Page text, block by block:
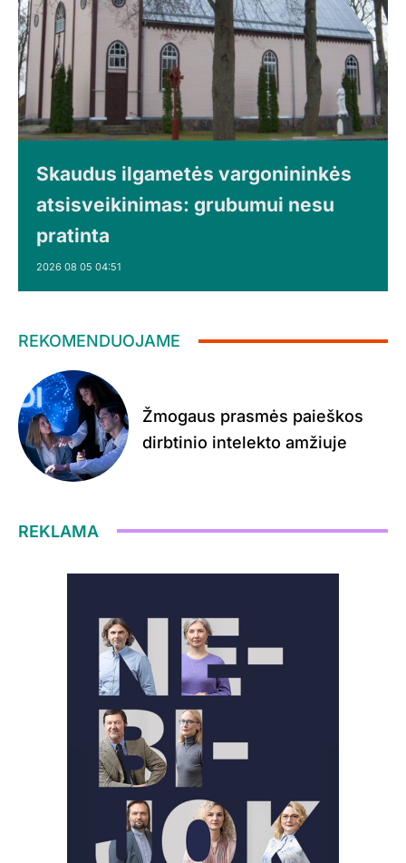
Skaudus ilgametės vargonininkės
atsisveikinimas: grubumui nesu
pratinta
2026 08 05 04:51
REKOMENDUOJAME
Žmogaus prasmės paieškos
dirbtinio intelekto amžiuje
REKLAMA